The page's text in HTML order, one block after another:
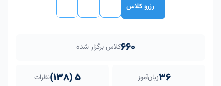
رزرو کلاس
660کلاس برگزار شده
36زبان‌آموز 5 (138) نظرات